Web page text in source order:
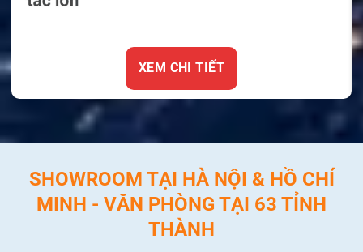
XEM CHI TIẾT
SHOWROOM TẠI HÀ NỘI & HỒ CHÍ
MINH - VĂN PHÒNG TẠI 63 TỈNH
THÀNH